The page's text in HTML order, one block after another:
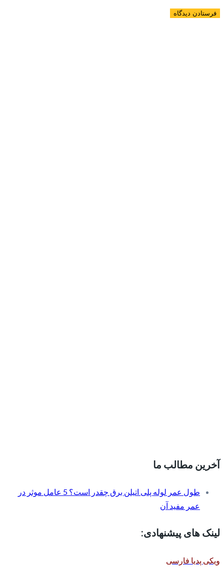
آخرین مطالب ما
طول عمر لوله پلی اتیلن برق چقدر است؟ 5 عامل موثر در
عمر مفید آن
لینک های پیشنهادی:
ویکی پدیا فارسی